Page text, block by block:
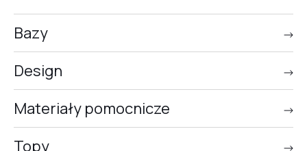
Bazy
Design
Materiały pomocnicze
Topy